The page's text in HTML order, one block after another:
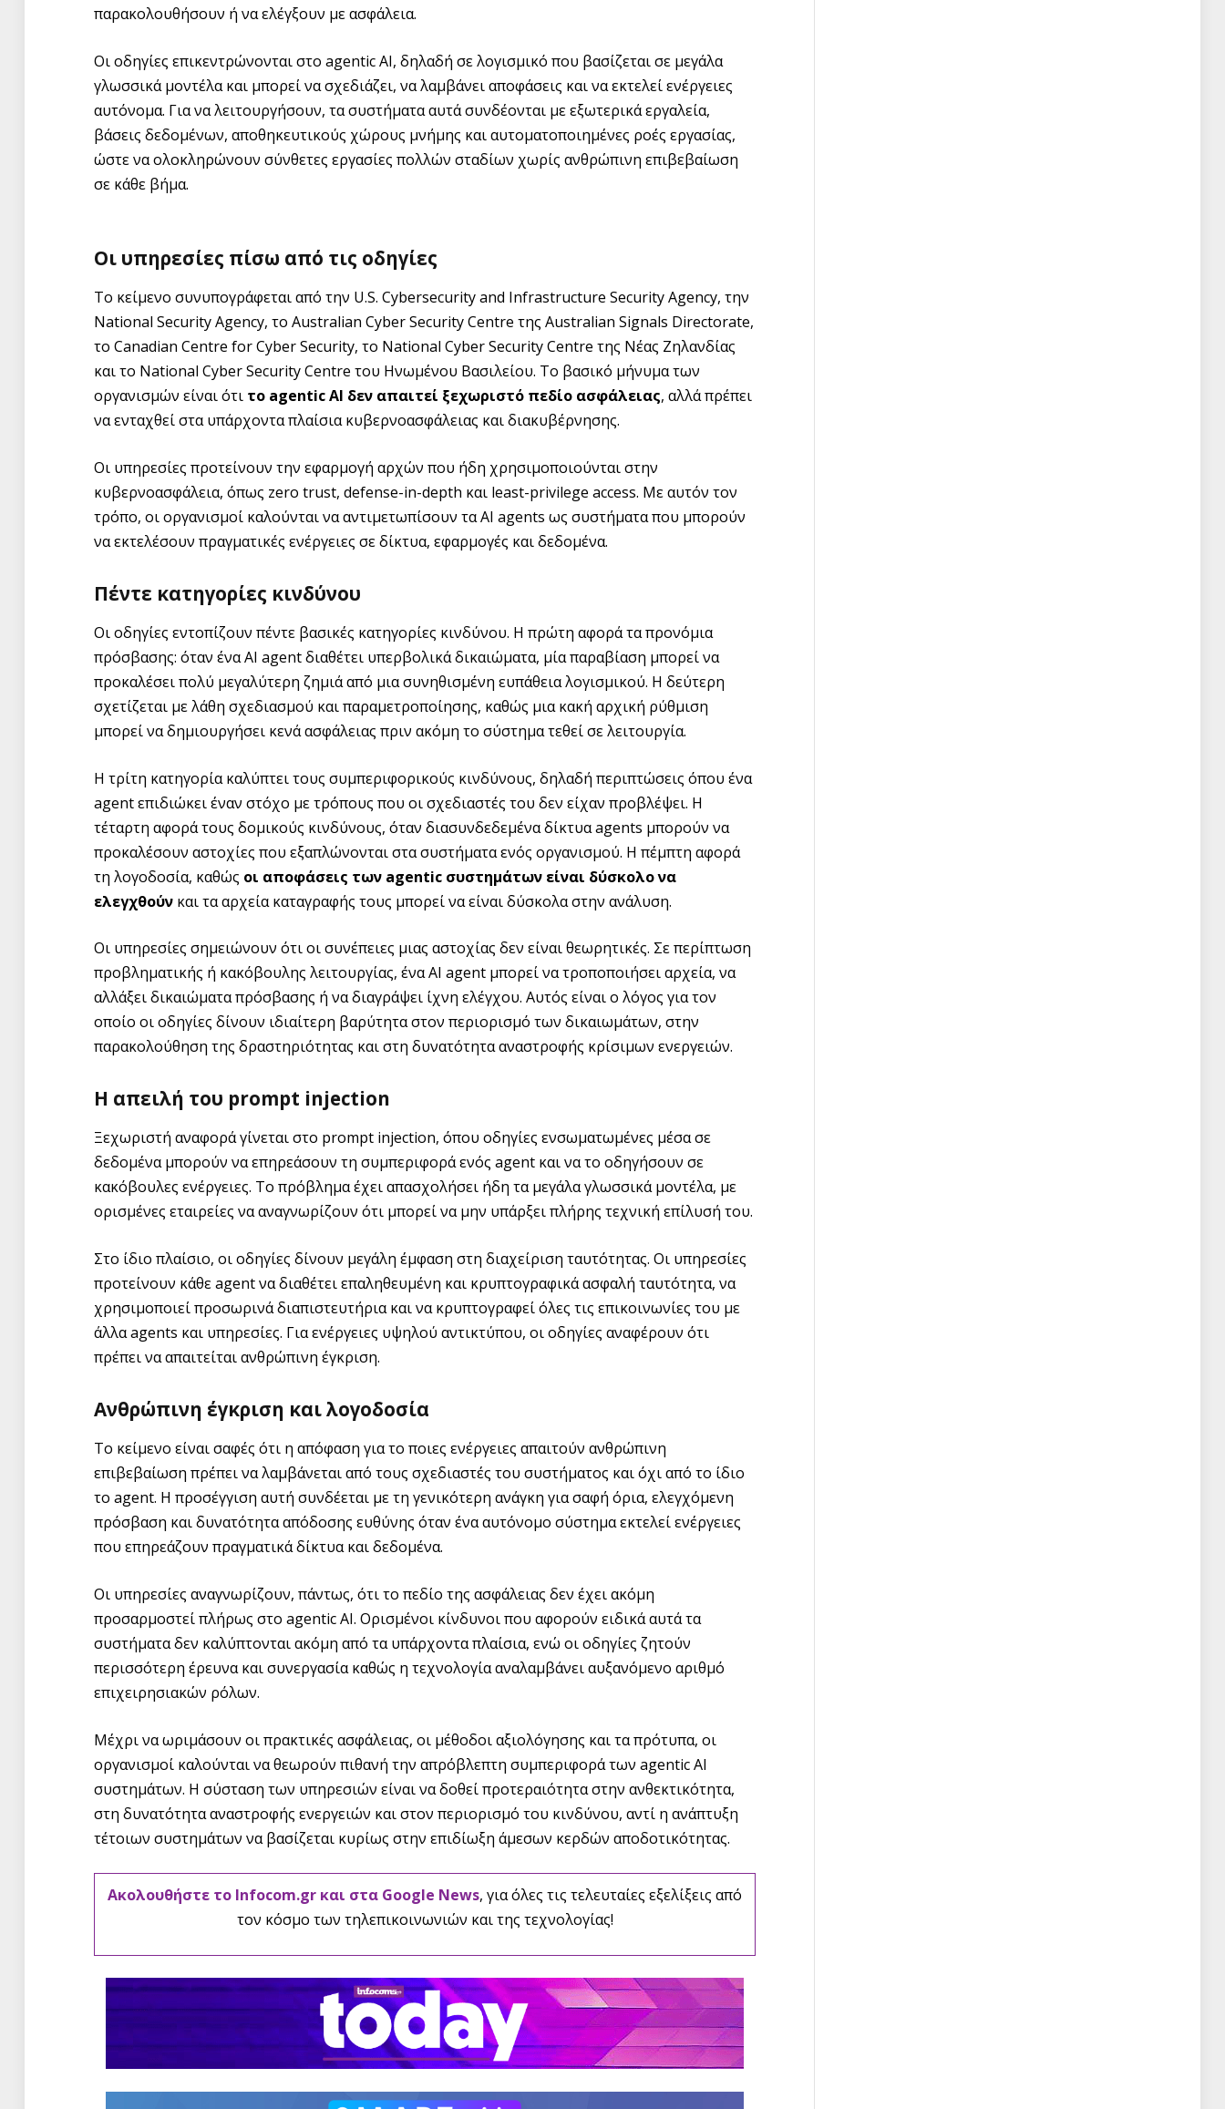
παρακολουθήσουν ή να ελέγξουν με ασφάλεια.
Οι οδηγίες επικεντρώνονται στο agentic AI, δηλαδή σε λογισμικό που βασίζεται σε μεγάλα
γλωσσικά μοντέλα και μπορεί να σχεδιάζει, να λαμβάνει αποφάσεις και να εκτελεί ενέργειες
αυτόνομα. Για να λειτουργήσουν, τα συστήματα αυτά συνδέονται με εξωτερικά εργαλεία,
βάσεις δεδομένων, αποθηκευτικούς χώρους μνήμης και αυτοματοποιημένες ροές εργασίας,
ώστε να ολοκληρώνουν σύνθετες εργασίες πολλών σταδίων χωρίς ανθρώπινη επιβεβαίωση
σε κάθε βήμα.
Οι υπηρεσίες πίσω από τις οδηγίες
Το κείμενο συνυπογράφεται από την U.S. Cybersecurity and Infrastructure Security Agency, την
National Security Agency, το Australian Cyber Security Centre της Australian Signals Directorate,
το Canadian Centre for Cyber Security, το National Cyber Security Centre της Νέας Ζηλανδίας
και το National Cyber Security Centre του Ηνωμένου Βασιλείου. Το βασικό μήνυμα των
οργανισμών είναι ότι το agentic AI δεν απαιτεί ξεχωριστό πεδίο ασφάλειας, αλλά πρέπει
να ενταχθεί στα υπάρχοντα πλαίσια κυβερνοασφάλειας και διακυβέρνησης.
Οι υπηρεσίες προτείνουν την εφαρμογή αρχών που ήδη χρησιμοποιούνται στην
κυβερνοασφάλεια, όπως zero trust, defense-in-depth και least-privilege access. Με αυτόν τον
τρόπο, οι οργανισμοί καλούνται να αντιμετωπίσουν τα AI agents ως συστήματα που μπορούν
να εκτελέσουν πραγματικές ενέργειες σε δίκτυα, εφαρμογές και δεδομένα.
Πέντε κατηγορίες κινδύνου
Οι οδηγίες εντοπίζουν πέντε βασικές κατηγορίες κινδύνου. Η πρώτη αφορά τα προνόμια
πρόσβασης: όταν ένα AI agent διαθέτει υπερβολικά δικαιώματα, μία παραβίαση μπορεί να
προκαλέσει πολύ μεγαλύτερη ζημιά από μια συνηθισμένη ευπάθεια λογισμικού. Η δεύτερη
σχετίζεται με λάθη σχεδιασμού και παραμετροποίησης, καθώς μια κακή αρχική ρύθμιση
μπορεί να δημιουργήσει κενά ασφάλειας πριν ακόμη το σύστημα τεθεί σε λειτουργία.
Η τρίτη κατηγορία καλύπτει τους συμπεριφορικούς κινδύνους, δηλαδή περιπτώσεις όπου ένα
agent επιδιώκει έναν στόχο με τρόπους που οι σχεδιαστές του δεν είχαν προβλέψει. Η
τέταρτη αφορά τους δομικούς κινδύνους, όταν διασυνδεδεμένα δίκτυα agents μπορούν να
προκαλέσουν αστοχίες που εξαπλώνονται στα συστήματα ενός οργανισμού. Η πέμπτη αφορά
τη λογοδοσία, καθώς οι αποφάσεις των agentic συστημάτων είναι δύσκολο να
ελεγχθούν και τα αρχεία καταγραφής τους μπορεί να είναι δύσκολα στην ανάλυση.
Οι υπηρεσίες σημειώνουν ότι οι συνέπειες μιας αστοχίας δεν είναι θεωρητικές. Σε περίπτωση
προβληματικής ή κακόβουλης λειτουργίας, ένα AI agent μπορεί να τροποποιήσει αρχεία, να
αλλάξει δικαιώματα πρόσβασης ή να διαγράψει ίχνη ελέγχου. Αυτός είναι ο λόγος για τον
οποίο οι οδηγίες δίνουν ιδιαίτερη βαρύτητα στον περιορισμό των δικαιωμάτων, στην
παρακολούθηση της δραστηριότητας και στη δυνατότητα αναστροφής κρίσιμων ενεργειών.
Η απειλή του prompt injection
Ξεχωριστή αναφορά γίνεται στο prompt injection, όπου οδηγίες ενσωματωμένες μέσα σε
δεδομένα μπορούν να επηρεάσουν τη συμπεριφορά ενός agent και να το οδηγήσουν σε
κακόβουλες ενέργειες. Το πρόβλημα έχει απασχολήσει ήδη τα μεγάλα γλωσσικά μοντέλα, με
ορισμένες εταιρείες να αναγνωρίζουν ότι μπορεί να μην υπάρξει πλήρης τεχνική επίλυσή του.
Στο ίδιο πλαίσιο, οι οδηγίες δίνουν μεγάλη έμφαση στη διαχείριση ταυτότητας. Οι υπηρεσίες
προτείνουν κάθε agent να διαθέτει επαληθευμένη και κρυπτογραφικά ασφαλή ταυτότητα, να
χρησιμοποιεί προσωρινά διαπιστευτήρια και να κρυπτογραφεί όλες τις επικοινωνίες του με
άλλα agents και υπηρεσίες. Για ενέργειες υψηλού αντικτύπου, οι οδηγίες αναφέρουν ότι
πρέπει να απαιτείται ανθρώπινη έγκριση.
Ανθρώπινη έγκριση και λογοδοσία
Το κείμενο είναι σαφές ότι η απόφαση για το ποιες ενέργειες απαιτούν ανθρώπινη
επιβεβαίωση πρέπει να λαμβάνεται από τους σχεδιαστές του συστήματος και όχι από το ίδιο
το agent. Η προσέγγιση αυτή συνδέεται με τη γενικότερη ανάγκη για σαφή όρια, ελεγχόμενη
πρόσβαση και δυνατότητα απόδοσης ευθύνης όταν ένα αυτόνομο σύστημα εκτελεί ενέργειες
που επηρεάζουν πραγματικά δίκτυα και δεδομένα.
Οι υπηρεσίες αναγνωρίζουν, πάντως, ότι το πεδίο της ασφάλειας δεν έχει ακόμη
προσαρμοστεί πλήρως στο agentic AI. Ορισμένοι κίνδυνοι που αφορούν ειδικά αυτά τα
συστήματα δεν καλύπτονται ακόμη από τα υπάρχοντα πλαίσια, ενώ οι οδηγίες ζητούν
περισσότερη έρευνα και συνεργασία καθώς η τεχνολογία αναλαμβάνει αυξανόμενο αριθμό
επιχειρησιακών ρόλων.
Μέχρι να ωριμάσουν οι πρακτικές ασφάλειας, οι μέθοδοι αξιολόγησης και τα πρότυπα, οι
οργανισμοί καλούνται να θεωρούν πιθανή την απρόβλεπτη συμπεριφορά των agentic AI
συστημάτων. Η σύσταση των υπηρεσιών είναι να δοθεί προτεραιότητα στην ανθεκτικότητα,
στη δυνατότητα αναστροφής ενεργειών και στον περιορισμό του κινδύνου, αντί η ανάπτυξη
τέτοιων συστημάτων να βασίζεται κυρίως στην επιδίωξη άμεσων κερδών αποδοτικότητας.
Ακολουθήστε το Infocom.gr και στα Google News, για όλες τις τελευταίες εξελίξεις από
τον κόσμο των τηλεπικοινωνιών και της τεχνολογίας!